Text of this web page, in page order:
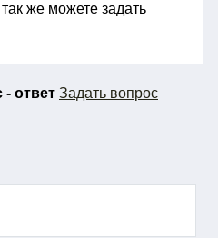
же можете задать
- ответ Задать вопрос